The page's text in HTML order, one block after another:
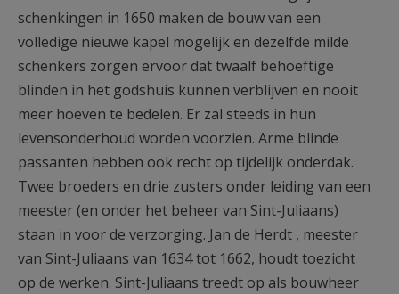
schenkingen in 1650 maken de bouw van een
volledige nieuwe kapel mogelijk en dezelfde milde
schenkers zorgen ervoor dat twaalf behoeftige
blinden in het godshuis kunnen verblijven en nooit
meer hoeven te bedelen. Er zal steeds in hun
levensonderhoud worden voorzien. Arme blinde
passanten hebben ook recht op tijdelijk onderdak.
Twee broeders en drie zusters onder leiding van een
meester (en onder het beheer van Sint-Juliaans)
staan in voor de verzorging. Jan de Herdt , meester
van Sint-Juliaans van 1634 tot 1662, houdt toezicht
op de werken. Sint-Juliaans treedt op als bouwheer